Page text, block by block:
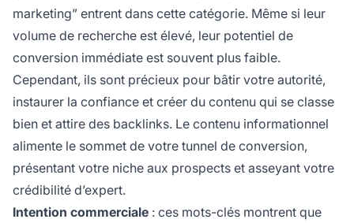
marketing” entrent dans cette catégorie. Même si leur
volume de recherche est élevé, leur potentiel de
conversion immédiate est souvent plus faible.
Cependant, ils sont précieux pour bâtir votre autorité,
instaurer la confiance et créer du contenu qui se classe
bien et attire des backlinks. Le contenu informationnel
alimente le sommet de votre tunnel de conversion,
présentant votre niche aux prospects et asseyant votre
crédibilité d’expert.
Intention commerciale : ces mots-clés montrent que